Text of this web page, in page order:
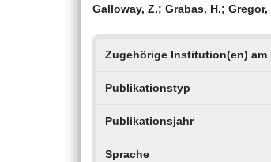
Galloway, Z.; Grabas, H.; Gregor,
Zugehörige Institution(en) am
Publikationstyp
Publikationsjahr
Sprache